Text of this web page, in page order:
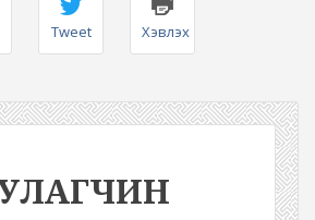
Tweet Хэвлэх